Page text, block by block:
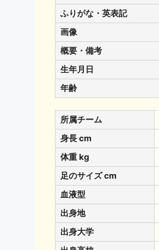
ふりがな・英表記
画像
概要・備考
生年月日
年齢
所属チーム
身長 cm
体重 kg
足のサイズ cm
血液型
出身地
出身大学